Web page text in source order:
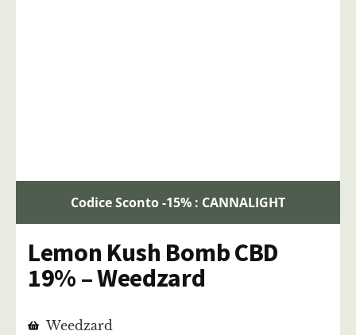
Codice Sconto -15% : CANNALIGHT
Lemon Kush Bomb CBD
19% – Weedzard
Weedzard